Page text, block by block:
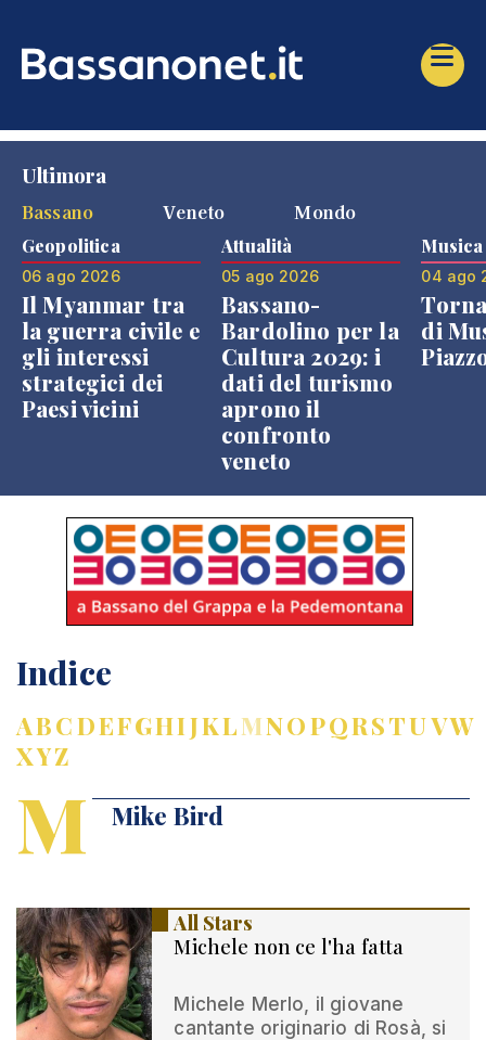
Ultimora
Bassano
Veneto Mondo
Geopolitica
06 ago 2026
Il Myanmar tra
la guerra civile e
gli interessi
strategici dei
Paesi vicini
Attualità
05 ago 2026
Bassano-
Bardolino per la
Cultura 2029: i
dati del turismo
aprono il
confronto
veneto
Musica
04 ago
di
Indice
ABCDEFGHIJKLMNOPQRSTUVW
XYZ
M Mike Bird
All Stars
Michele non ce l'ha fatta
Michele Merlo, il giovane
cantante originario di Rosà, si